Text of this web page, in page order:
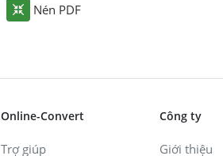
Nén PDF
Online-Convert
Trợ giúp
Công ty
Giới thiệu